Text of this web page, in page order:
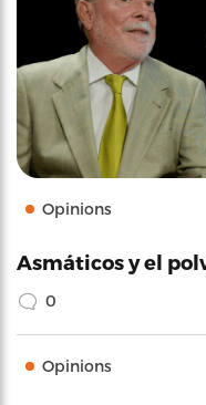
Opinions
Asmáticos y el
0
Opinions